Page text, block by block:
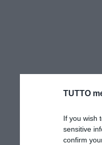
TUTTO
If you wish
sensitive
confirm